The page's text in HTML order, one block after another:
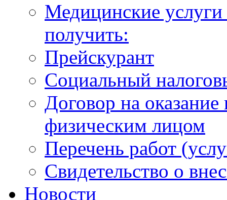
Медицинские
получить:
Прейскурант
Социальный
Договор на
физическим лицом
Перечень работ
Свидетельство о
Новости